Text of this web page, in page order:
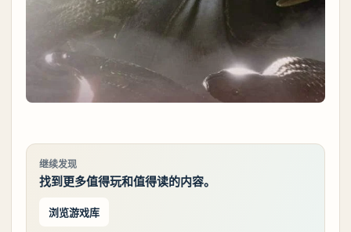
继续发现
找到更多值得玩和值得读的内容。
浏览游戏库